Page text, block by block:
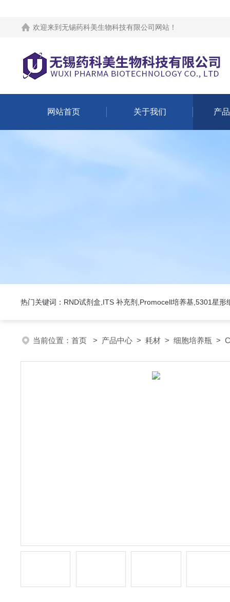
欢迎来到 无锡药科美生物科技有限公司网站 ！
网站首页 关于我们 产
热门关键词：RND试剂盒,ITS 补充剂,Promocell培养基,5301星形
当前位置： 首页 > 产品中心 > 耗材 > 细胞培养瓶 >